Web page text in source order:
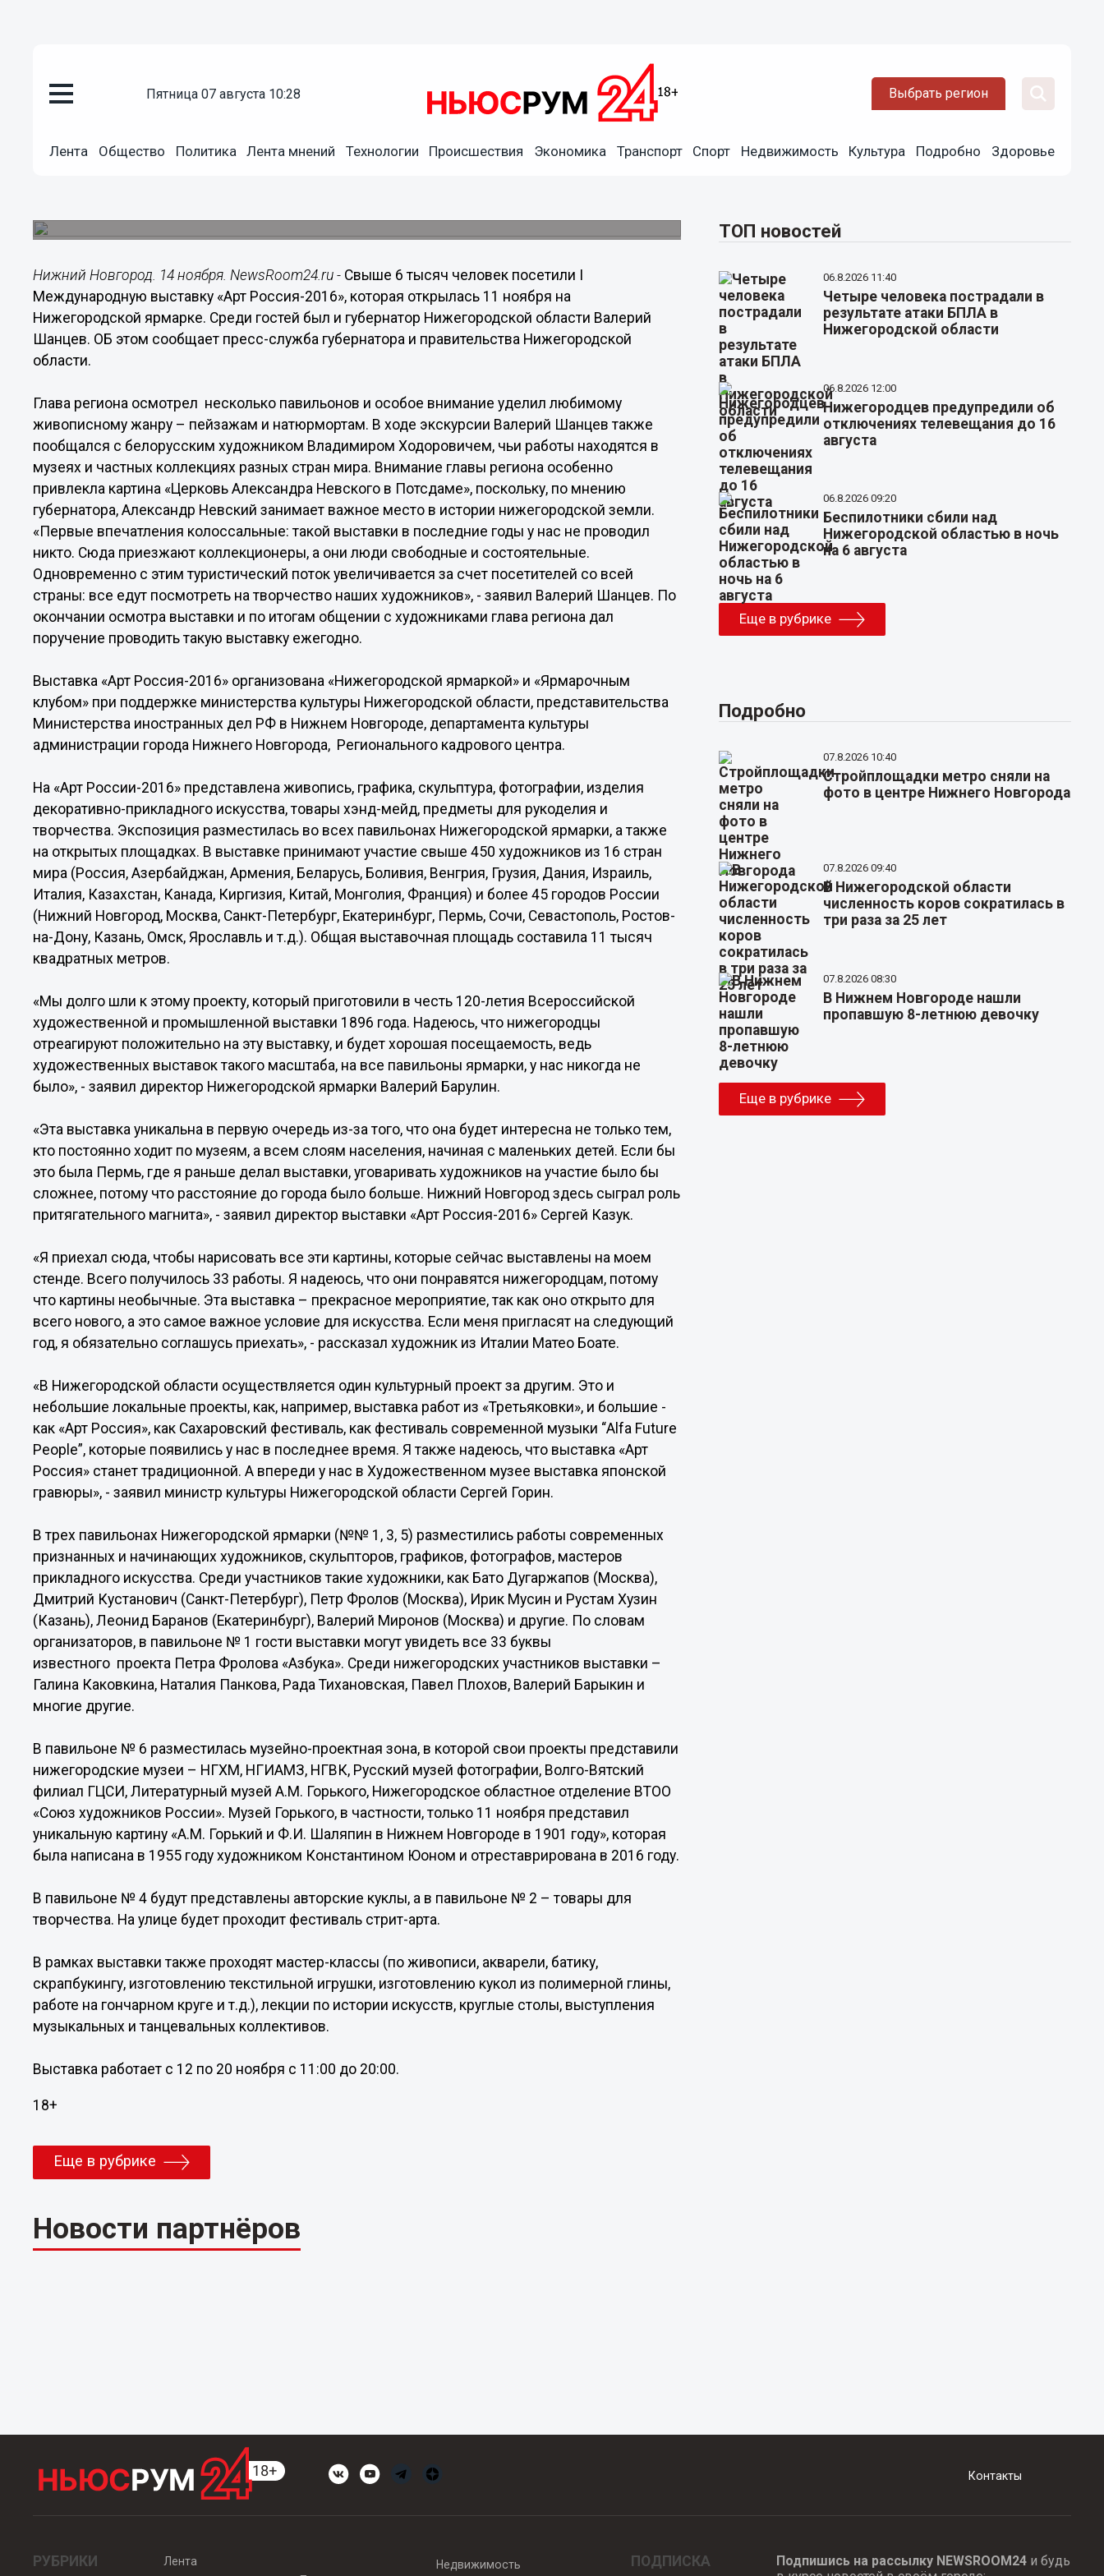
пятница 07 августа 10:28 Выбрать регион
Лента Общество Политика Лента мнений Технологии Происшествия Экономика Транспорт Спорт Недвижимость Культура Подробно Здоровье
выставку «Арт Россия-2016» в Нижнем Новгороде за
Нижний Новгород. 14 ноября. NewsRoom24.ru - Свыше 6 тысяч человек посетили I
Международную выставку «Арт Россия-2016», которая открылась 11 ноября на
Нижегородской ярмарке. Среди гостей был и губернатор Нижегородской области Валерий
Шанцев. ОБ этом сообщает пресс-служба губернатора и правительства Нижегородской
области.
Глава региона осмотрел несколько павильонов и особое внимание уделил любимому
живописному жанру – пейзажам и натюрмортам. В ходе экскурсии Валерий Шанцев также
пообщался с белорусским художником Владимиром Ходоровичем, чьи работы находятся в
музеях и частных коллекциях разных стран мира. Внимание главы региона особенно
привлекла картина «Церковь Александра Невского в Потсдаме», поскольку, по мнению
губернатора, Александр Невский занимает важное место в истории нижегородской земли.
«Первые впечатления колоссальные: такой выставки в последние годы у нас не проводил
никто. Сюда приезжают коллекционеры, а они люди свободные и состоятельные.
Одновременно с этим туристический поток увеличивается за счет посетителей со всей
страны: все едут посмотреть на творчество наших художников», - заявил Валерий Шанцев. По
окончании осмотра выставки и по итогам общении с художниками глава региона дал
поручение проводить такую выставку ежегодно.
Выставка «Арт Россия-2016» организована «Нижегородской ярмаркой» и «Ярмарочным
клубом» при поддержке министерства культуры Нижегородской области, представительства
Министерства иностранных дел РФ в Нижнем Новгороде, департамента культуры
администрации города Нижнего Новгорода, Регионального кадрового центра.
На «Арт России-2016» представлена живопись, графика, скульптура, фотографии, изделия
декоративно-прикладного искусства, товары хэнд-мейд, предметы для рукоделия и
творчества. Экспозиция разместилась во всех павильонах Нижегородской ярмарки, а также
на открытых площадках. В выставке принимают участие свыше 450 художников из 16 стран
мира (Россия, Азербайджан, Армения, Беларусь, Боливия, Венгрия, Грузия, Дания, Израиль,
Италия, Казахстан, Канада, Киргизия, Китай, Монголия, Франция) и более 45 городов России
(Нижний Новгород, Москва, Санкт-Петербург, Екатеринбург, Пермь, Сочи, Севастополь, Ростов-
на-Дону, Казань, Омск, Ярославль и т.д.). Общая выставочная площадь составила 11 тысяч
квадратных метров.
«Мы долго шли к этому проекту, который приготовили в честь 120-летия Всероссийской
художественной и промышленной выставки 1896 года. Надеюсь, что нижегородцы
отреагируют положительно на эту выставку, и будет хорошая посещаемость, ведь
художественных выставок такого масштаба, на все павильоны ярмарки, у нас никогда не
было», - заявил директор Нижегородской ярмарки Валерий Барулин.
«Эта выставка уникальна в первую очередь из-за того, что она будет интересна не только тем,
кто постоянно ходит по музеям, а всем слоям населения, начиная с маленьких детей. Если бы
это была Пермь, где я раньше делал выставки, уговаривать художников на участие было бы
сложнее, потому что расстояние до города было больше. Нижний Новгород здесь сыграл роль
притягательного магнита», - заявил директор выставки «Арт Россия-2016» Сергей Казук.
«Я приехал сюда, чтобы нарисовать все эти картины, которые сейчас выставлены на моем
стенде. Всего получилось 33 работы. Я надеюсь, что они понравятся нижегородцам, потому
что картины необычные. Эта выставка – прекрасное мероприятие, так как оно открыто для
всего нового, а это самое важное условие для искусства. Если меня пригласят на следующий
год, я обязательно соглашусь приехать», - рассказал художник из Италии Матео Боате.
«В Нижегородской области осуществляется один культурный проект за другим. Это и
небольшие локальные проекты, как, например, выставка работ из «Третьяковки», и большие -
как «Арт Россия», как Сахаровский фестиваль, как фестиваль современной музыки “Alfa Future
People”, которые появились у нас в последнее время. Я также надеюсь, что выставка «Арт
Россия» станет традиционной. А впереди у нас в Художественном музее выставка японской
гравюры», - заявил министр культуры Нижегородской области Сергей Горин.
В трех павильонах Нижегородской ярмарки (№№ 1, 3, 5) разместились работы современных
признанных и начинающих художников, скульпторов, графиков, фотографов, мастеров
прикладного искусства. Среди участников такие художники, как Бато Дугаржапов (Москва),
Дмитрий Кустанович (Санкт-Петербург), Петр Фролов (Москва), Ирик Мусин и Рустам Хузин
(Казань), Леонид Баранов (Екатеринбург), Валерий Миронов (Москва) и другие. По словам
организаторов, в павильоне № 1 гости выставки могут увидеть все 33 буквы
известного проекта Петра Фролова «Азбука». Среди нижегородских участников выставки –
Галина Каковкина, Наталия Панкова, Рада Тихановская, Павел Плохов, Валерий Барыкин и
многие другие.
В павильоне № 6 разместилась музейно-проектная зона, в которой свои проекты представили
нижегородские музеи – НГХМ, НГИАМЗ, НГВК, Русский музей фотографии, Волго-Вятский
филиал ГЦСИ, Литературный музей А.М. Горького, Нижегородское областное отделение ВТОО
«Союз художников России». Музей Горького, в частности, только 11 ноября представил
уникальную картину «А.М. Горький и Ф.И. Шаляпин в Нижнем Новгороде в 1901 году», которая
была написана в 1955 году художником Константином Юоном и отреставрирована в 2016 году.
В павильоне № 4 будут представлены авторские куклы, а в павильоне № 2 – товары для
творчества. На улице будет проходит фестиваль стрит-арта.
В рамках выставки также проходят мастер-классы (по живописи, акварели, батику,
скрапбукингу, изготовлению текстильной игрушки, изготовлению кукол из полимерной глины,
работе на гончарном круге и т.д.), лекции по истории искусств, круглые столы, выступления
музыкальных и танцевальных коллективов.
Выставка работает с 12 по 20 ноября с 11:00 до 20:00.
18+
Еще в рубрике
Новости партнёров
ТОП новостей
06.8.2026 11:40
Четыре человека пострадали в
результате атаки БПЛА в
Нижегородской области
06.8.2026 12:00
Нижегородцев предупредили об
отключениях телевещания до 16
августа
06.8.2026 09:20
Беспилотники сбили над
Нижегородской областью в ночь
на 6 августа
Еще в рубрике
Подробно
07.8.2026 10:40
Стройплощадки метро сняли на
фото в центре Нижнего Новгорода
07.8.2026 09:40
В Нижегородской области
численность коров сократилась в
три раза за 25 лет
07.8.2026 08:30
В Нижнем Новгороде нашли
пропавшую 8-летнюю девочку
Еще в рубрике
Контакты
РУБРИКИ
Лента
Недвижимость ПОДПИСКА Подпишись на рассылку NEWSROOM24и будь